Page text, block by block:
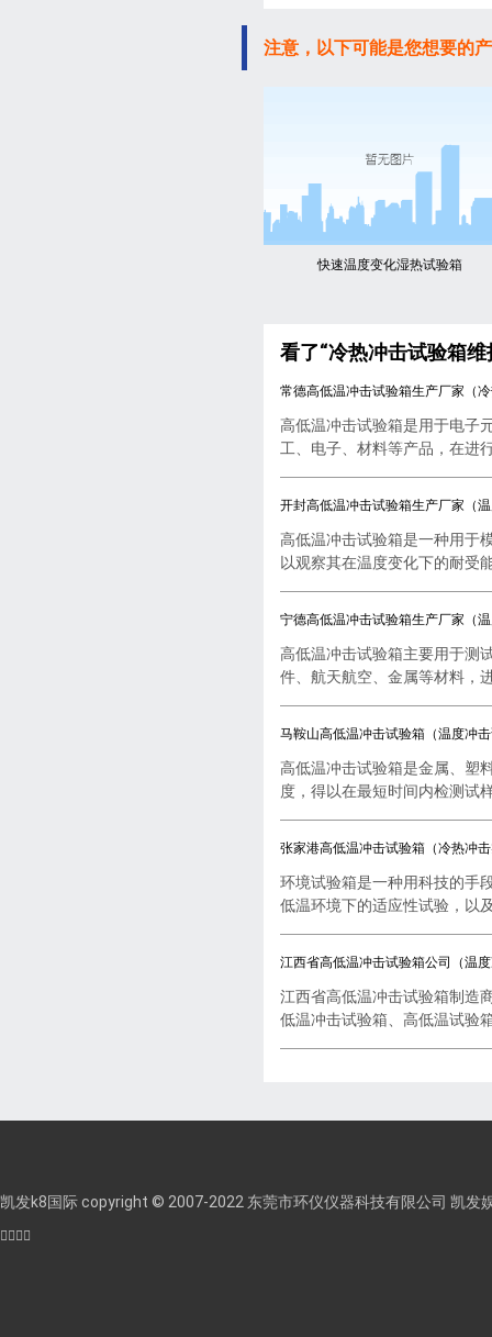
注意，以下可能是您想要的
快速温度变化湿热试验箱
看了“冷热冲击试验箱
常德高低温冲击试验箱生产厂家（
高低温冲击试验箱是用于电子
工、电子、材料等产品，在进
开封高低温冲击试验箱生产厂家（
高低温冲击试验箱是一种用于
以观察其在温度变化下的耐受
宁德高低温冲击试验箱生产厂家（
高低温冲击试验箱主要用于测
件、航天航空、金属等材料，
马鞍山高低温冲击试验箱（温度冲
高低温冲击试验箱是金属、塑
度，得以在最短时间内检测试
张家港高低温冲击试验箱（冷热冲
环境试验箱是一种用科技的手
低温环境下的适应性试验，以
江西省高低温冲击试验箱公司（温
江西省高低温冲击试验箱制造
低温冲击试验箱、高低温试验
凯发k8国际 copyright © 2007-2022 东莞市环仪仪器科技有限公司 凯发